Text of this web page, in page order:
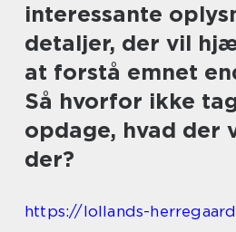
interessante
detaljer, der vil
at forstå emnet
Så hvorfor ikke
opdage, hvad der
der?
https://lollands-